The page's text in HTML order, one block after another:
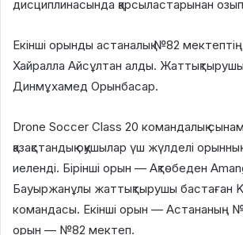
дисциплинасында қарсыластарынан
Екінші орынды астаналық №82
Хайралла Айсұлтан алды.
Динмұхамед Орынбасар.
Drone Soccer Class 20 командалық
қазақстандық оқушылар үш жүлделі
иеленді. Бірінші орын — Ақтөбеден
Бауыржанұлы жаттықтырушы бастаған
командасы. Екінші орын — Астананың
орын — №82 мектеп.